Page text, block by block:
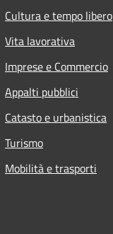
Cultura e tempo libero
Vita lavorativa
Imprese e Commercio
Appalti pubblici
Catasto e urbanistica
Turismo
Mobilità e trasporti